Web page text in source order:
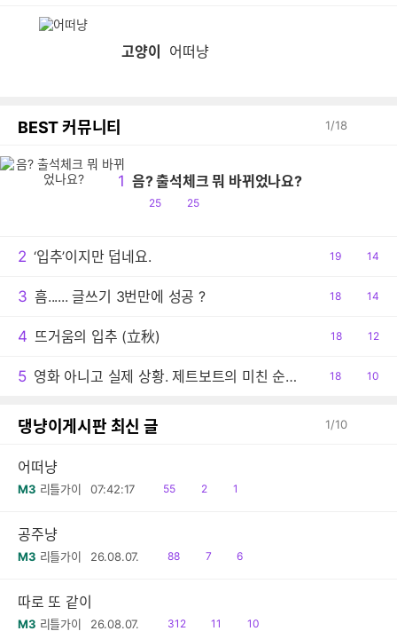
고양이 어떠냥
BEST 커뮤니티 1/18
1 음? 출석체크 뭐 바뀌었나요?
공
25
댓
25
2 ‘입추’이지만 덥네요.
공
19
댓
14
3 흠...... 글쓰기 3번만에 성공 ?
공
18
댓
14
4 뜨거움의 입추 (立秋)
공
18
댓
12
5 영화 아니고 실제 상황. 제트보트의 미친 순발력
공
18
댓
10
댕냥이게시판 최신 글 1/10
어떠냥
M3 리틀가이 07:42:17
읽
55
공
2
댓1
공주냥
M3 리틀가이 26.08.07.
읽
88
공
7
댓
6
따로 또 같이
M3 리틀가이 26.08.07.
읽
312
공
11
댓
10